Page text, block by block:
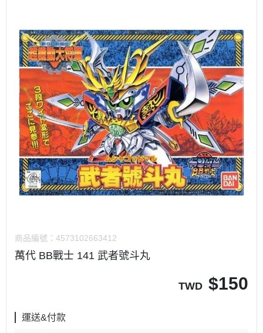
商品編號： 4573102663412
萬代 BB戰士 141 武者號斗丸
TWD $150
運送&付款